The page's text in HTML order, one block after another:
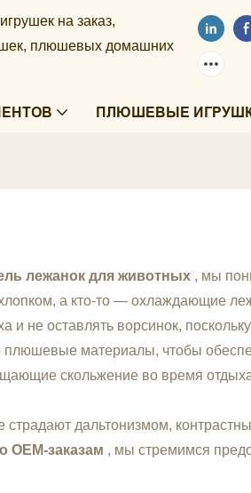
на заказ,
плюшевых домашних
ПЛЮШЕВЫЕ
лежанок для животных , мы
а кто-то — охлаждающие
не оставлять ворсинок,
материалы, чтобы
скольжение во время
дальтонизмом,
OEM-заказам , мы стремимся